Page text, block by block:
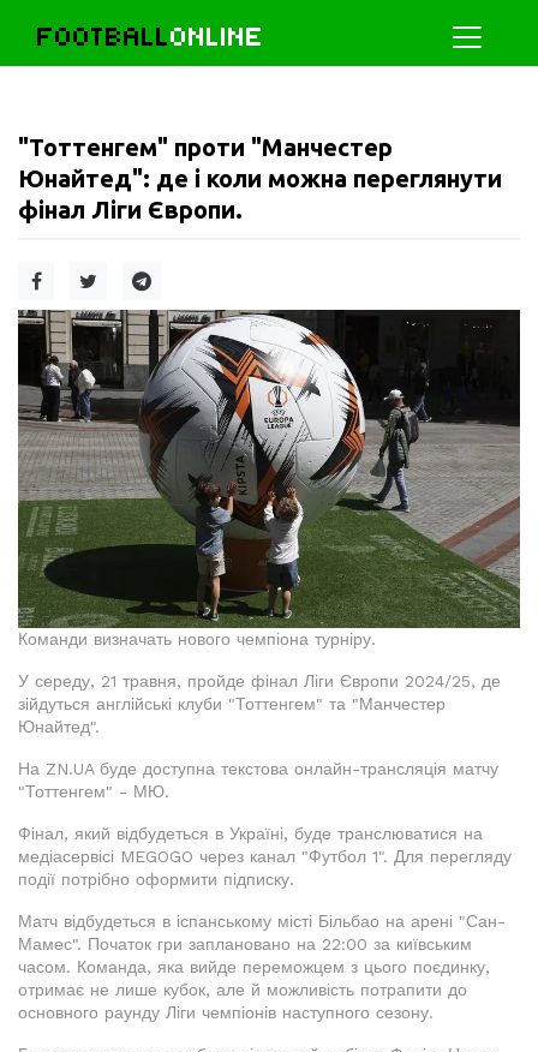
FOOTBALLONLINE
"Тоттенгем" проти "Манчестер
Юнайтед": де і коли можна переглянути
фінал Ліги Європи.
Команди визначать нового чемпіона турніру.
У середу, 21 травня, пройде фінал Ліги Європи 2024/25, де
зійдуться англійські клуби "Тоттенгем" та "Манчестер
Юнайтед".
На ZN.UA буде доступна текстова онлайн-трансляція матчу
"Тоттенгем" - МЮ.
Фінал, який відбудеться в Україні, буде транслюватися на
медіасервісі MEGOGO через канал "Футбол 1". Для перегляду
події потрібно оформити підписку.
Матч відбудеться в іспанському місті Більбао на арені "Сан-
Мамес". Початок гри заплановано на 22:00 за київським
часом. Команда, яка вийде переможцем з цього поєдинку,
отримає не лише кубок, але й можливість потрапити до
основного раунду Ліги чемпіонів наступного сезону.